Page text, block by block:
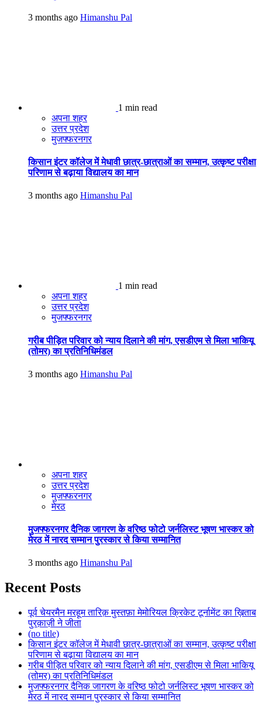
3 months ago Himanshu Pal
1 min read
अपना शहर
उत्तर प्रदेश
मुजफ्फरनगर
किसान इंटर कॉलेज में मेधावी छात्र-छात्राओं का सम्मान, उत्कृष्ट परीक्षा
परिणाम से बढ़ाया विद्यालय का मान
3 months ago Himanshu Pal
1 min read
अपना शहर
उत्तर प्रदेश
मुजफ्फरनगर
गरीब पीड़ित परिवार को न्याय दिलाने की मांग, एसडीएम से मिला भाकियू
(तोमर) का प्रतिनिधिमंडल
3 months ago Himanshu Pal
अपना शहर
उत्तर प्रदेश
मुजफ्फरनगर
मेरठ
मुजफ्फरनगर दैनिक जागरण के वरिष्ठ फोटो जर्नलिस्ट भूषण भास्कर को
मेरठ में नारद सम्मान पुरस्कार से किया सम्मानित
3 months ago Himanshu Pal
Recent Posts
पूर्व चेयरमैन मरहूम तारिक़ मुस्तफ़ा मेमोरियल क्रिकेट टूर्नामेंट का ख़िताब
पुरक़ाज़ी ने जीता
(no title)
किसान इंटर कॉलेज में मेधावी छात्र-छात्राओं का सम्मान, उत्कृष्ट परीक्षा
परिणाम से बढ़ाया विद्यालय का मान
गरीब पीड़ित परिवार को न्याय दिलाने की मांग, एसडीएम से मिला भाकियू
(तोमर) का प्रतिनिधिमंडल
मुजफ्फरनगर दैनिक जागरण के वरिष्ठ फोटो जर्नलिस्ट भूषण भास्कर को
मेरठ में नारद सम्मान पुरस्कार से किया सम्मानित